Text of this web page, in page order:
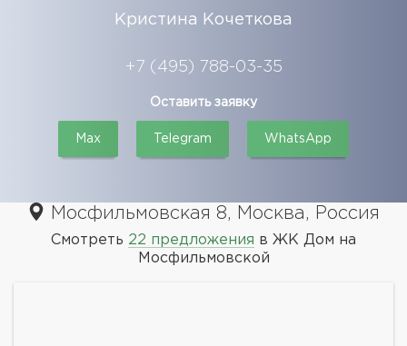
Кристина Кочеткова
+7 (495) 788-03-35
Оставить заявку
Max Telegram WhatsApp
Мосфильмовская 8, Москва, Россия
Смотреть 22 предложения в ЖК Дом на
Мосфильмовской